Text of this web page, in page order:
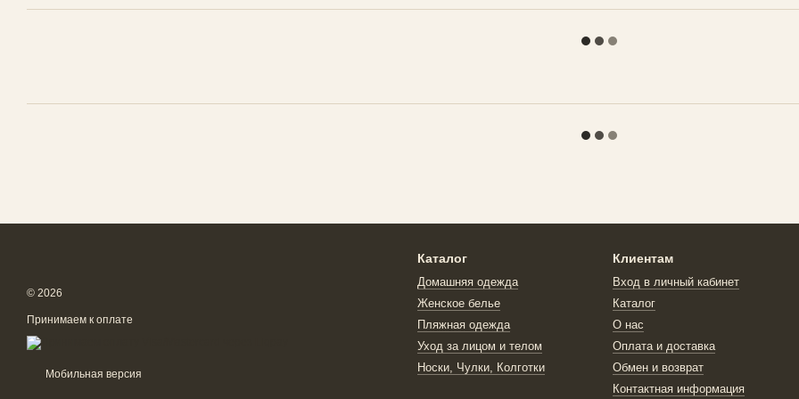
© 2026
Принимаем к оплате
Мобильная версия
Каталог
Домашняя одежда
Женское белье
Пляжная одежда
Уход за лицом и телом
Носки, Чулки, Колготки
Клиентам
Вход в личный кабинет
Каталог
О нас
Оплата и доставка
Обмен и возврат
Контактная информация